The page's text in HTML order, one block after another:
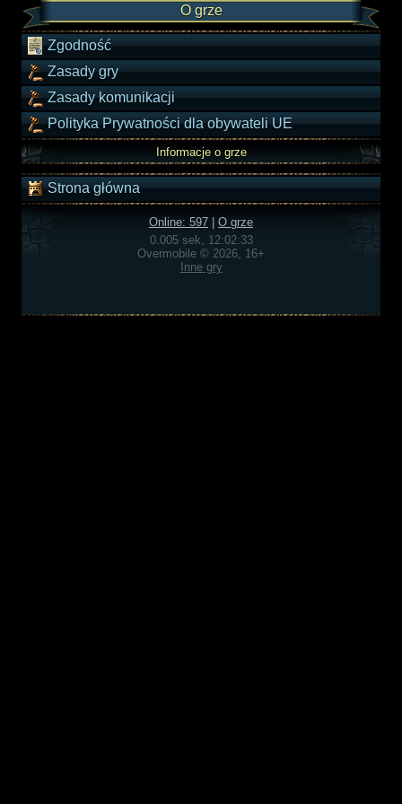
O grze
Zgodność
Zasady gry
Zasady komunikacji
Polityka Prywatności dla obywateli UE
Informacje o grze
Strona główna
Online: 597
O grze
0.005 sek, 12:02:33
Overmobile © 2026, 16+
Inne gry